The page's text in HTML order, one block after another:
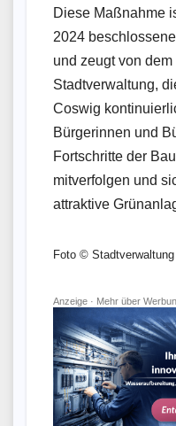
Diese Maßnahme
2024
und zeugt von
Stadtverwaltung,
Coswig
Bürgerinnen und
Fortschritte der
mitverfolgen und
attraktive
Foto ©
Anzeige · Mehr über